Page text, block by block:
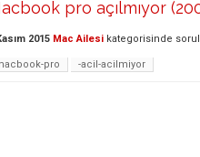
pro açılmıyor
2015 Mac Ailesi kategorisinde
pro -acil-acilmiyor